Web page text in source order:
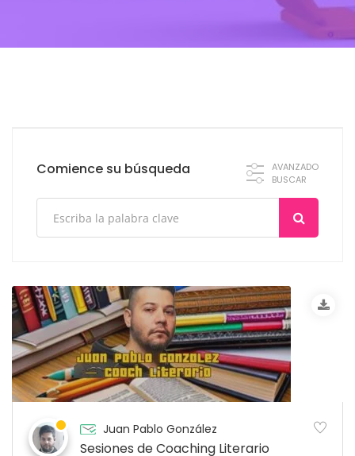
Comience su búsqueda
AVANZADO
BUSCAR
Juan Pablo González
Sesiones de Coaching Literario